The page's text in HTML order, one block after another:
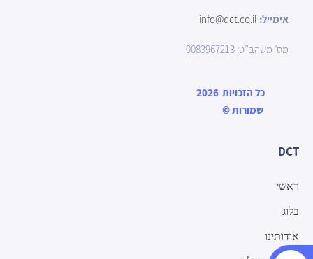
אימייל: info@dct.co.il
מס’ משהב”ט: 0083967213
כל הזכויות
שמורות©
2026
DCT
ראשי
בלוג
אודותינו